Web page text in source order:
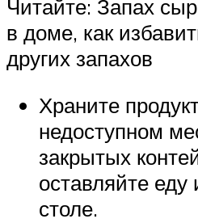
Читайте: Запах
в доме, как
других запахов
Храните
недоступном
закрытых
оставляйте еду
столе.